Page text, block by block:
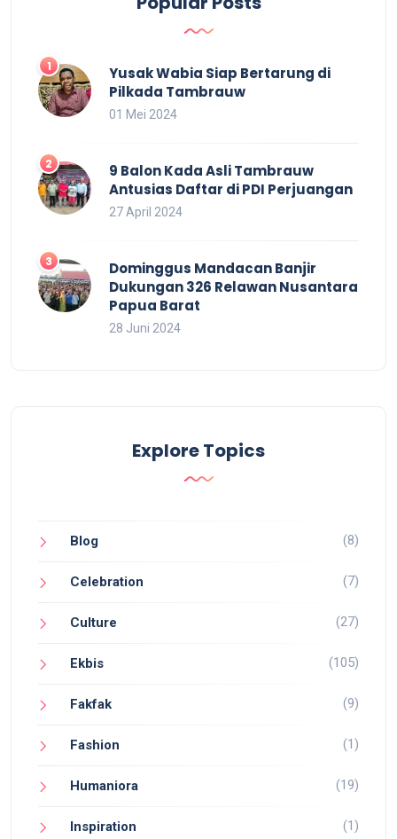
Yusak Wabia Siap Bertarung di
Pilkada Tambrauw
01 Mei 2024
9 Balon Kada Asli Tambrauw
Antusias Daftar di PDI Perjuangan
27 April 2024
Dominggus Mandacan Banjir
Dukungan 326 Relawan Nusantara
Papua Barat
28 Juni 2024
Explore Topics
Blog (8)
Celebration (7)
Culture (27)
Ekbis (105)
Fakfak (9)
Fashion (1)
Humaniora (19)
Inspiration (1)